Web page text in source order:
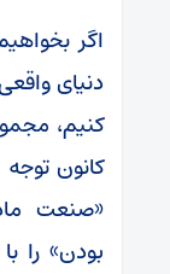
اگر
دنیای
کنیم،
کانون
«صنعت
بودن» را